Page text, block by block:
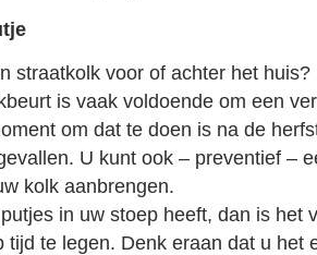
straatkolk voor of achter het
is vaak voldoende om een
om dat te doen is na de
U kunt ook – preventief –
kolk aanbrengen.
in uw stoep heeft, dan is het
tijd te legen. Denk eraan dat u het